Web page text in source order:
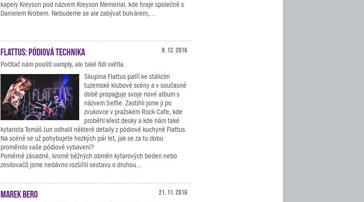
kapely Kreyson pod názvem Kreyson Memorial, kde hraje společně s
Danielem Krobem. Nebudeme se ale zabývat bulvárem,...
9. 12. 2016
Flattus: pódiová technika
Počítač nám pouští samply, ale také řídí světla.
Skupina Flattus patří ke stálicím
tuzemské klubové scény a v současné
době propaguje svoje nové album s
názvem Selfie. Zastihli jsme ji po
zvukovce v pražském Rock Cafe, kde
proběhl křest desky a kde nám také
kytarista Tomáš Jun odhalil některé detaily z pódiové kuchyně Flattus.
Na scéně se už pohybujete hezkých pár let, jak se za tu dobu
proměnilo vaše pódiové vybavení?
Poměrně zásadně, kromě běžných obměn kytarových beden nebo
zesilovačů jsme nedávno rozšířili sestavu o druhou...
21. 11. 2016
Marek Bero